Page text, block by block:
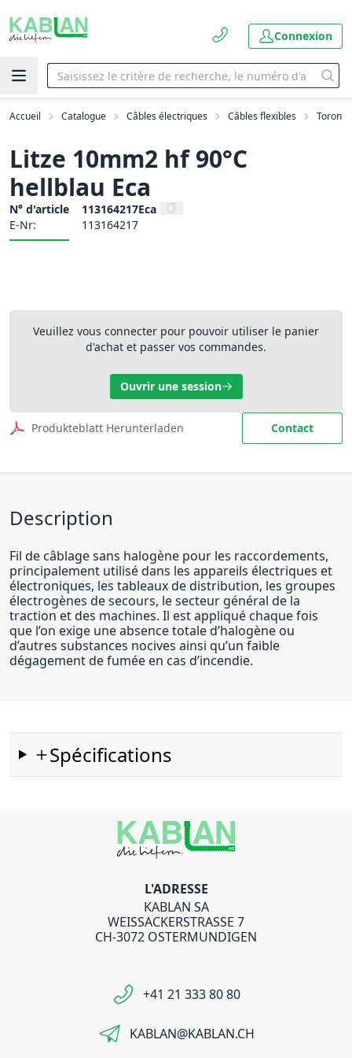
Connexion
Accueil Catalogue Câbles électriques Câbles flexibles Toron
Litze 10mm2 hf 90°C
hellblau Eca
N° d'article
113164217Eca
E-Nr:
113164217
Veuillez vous connecter pour pouvoir utiliser le panier
d'achat et passer vos commandes.
Ouvrir une session
Produkteblatt Herunterladen Contact
Description
Fil de câblage sans halogène pour les raccordements,
principalement utilisé dans les appareils électriques et
électroniques, les tableaux de distribution, les groupes
électrogènes de secours, le secteur général de la
traction et des machines. Il est appliqué chaque fois
que l’on exige une absence totale d’halogène ou
d’autres substances nocives ainsi qu’un faible
dégagement de fumée en cas d’incendie.
Spécifications
L'ADRESSE
KABLAN SA
WEISSACKERSTRASSE 7
CH-3072 OSTERMUNDIGEN
+41 21 333 80 80
KABLAN@KABLAN.CH